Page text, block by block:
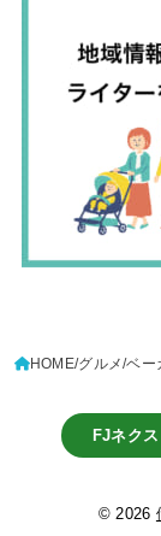
HOME グルメ ベー
FJネク
© 2026